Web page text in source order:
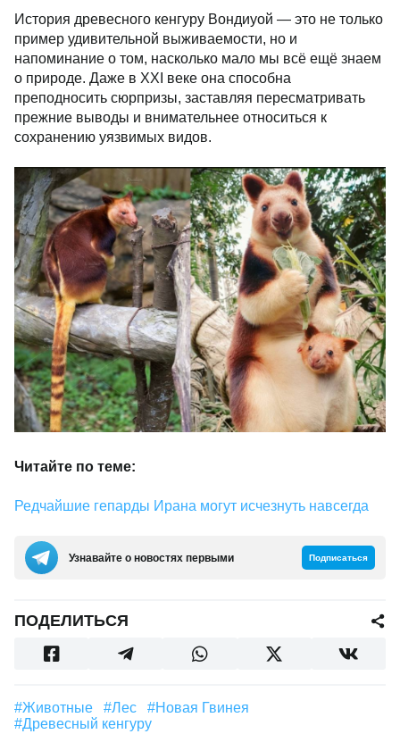
История древесного кенгуру Вондиуой — это не только
пример удивительной выживаемости, но и
напоминание о том, насколько мало мы всё ещё знаем
о природе. Даже в XXI веке она способна
преподносить сюрпризы, заставляя пересматривать
прежние выводы и внимательнее относиться к
сохранению уязвимых видов.
Читайте по теме:
Редчайшие гепарды Ирана могут исчезнуть навсегда
Узнавайте о новостях первыми Подписаться
ПОДЕЛИТЬСЯ
#Животные #лес
#Новая Гвинея
#древесный кенгуру